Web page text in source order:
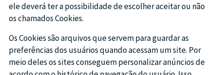
ele deverá ter a possibilidade de escolher aceitar ou não
os chamados Cookies.
Os Cookies são arquivos que servem para guardar as
preferências dos usuários quando acessam um site. Por
meio deles os sites conseguem personalizar anúncios de